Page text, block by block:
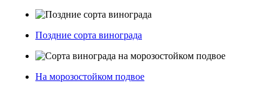
Поздние сорта винограда
На морозостойком подвое